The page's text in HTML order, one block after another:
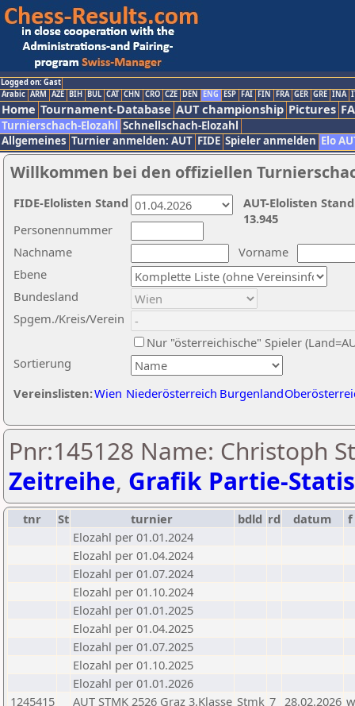
Logged on: Gast
Arabic ARM AZE BIH BUL CAT CHN CRO CZE DEN ENG ESP FAI FIN FRA GER GRE INA
Home Tournament-Database AUT championship Pictures
Turnierschach-Elozahl Schnellschach-Elozahl
Allgemeines Turnier anmelden: AUT FIDE Spieler anmelden Elo
Willkommen bei den offiziellen
Nachname
Vorname
Ebene
Sortierung
Personennummer
Bundesland
Spgem./Kreis/Verein
Nur "österreichische" Spieler
Vereinslisten:Wien Niederösterreich Burgenland
AUT-Elolisten
13.945
FIDE-Elolisten Stand
Pnr:145128 Name: Christoph
Zeitreihe, Grafik Partie-
tnr St turnier bdld rd datum
f
Elozahl per 01.01.2024
Elozahl per 01.04.2024
Elozahl per 01.07.2024
Elozahl per 01.10.2024
Elozahl per 01.01.2025
Elozahl per 01.04.2025
Elozahl per 01.07.2025
Elozahl per 01.10.2025
Elozahl per 01.01.2026
1245415
AUT STMK 2526 Graz 3.Klasse Stmk 7 28.02.2026 w